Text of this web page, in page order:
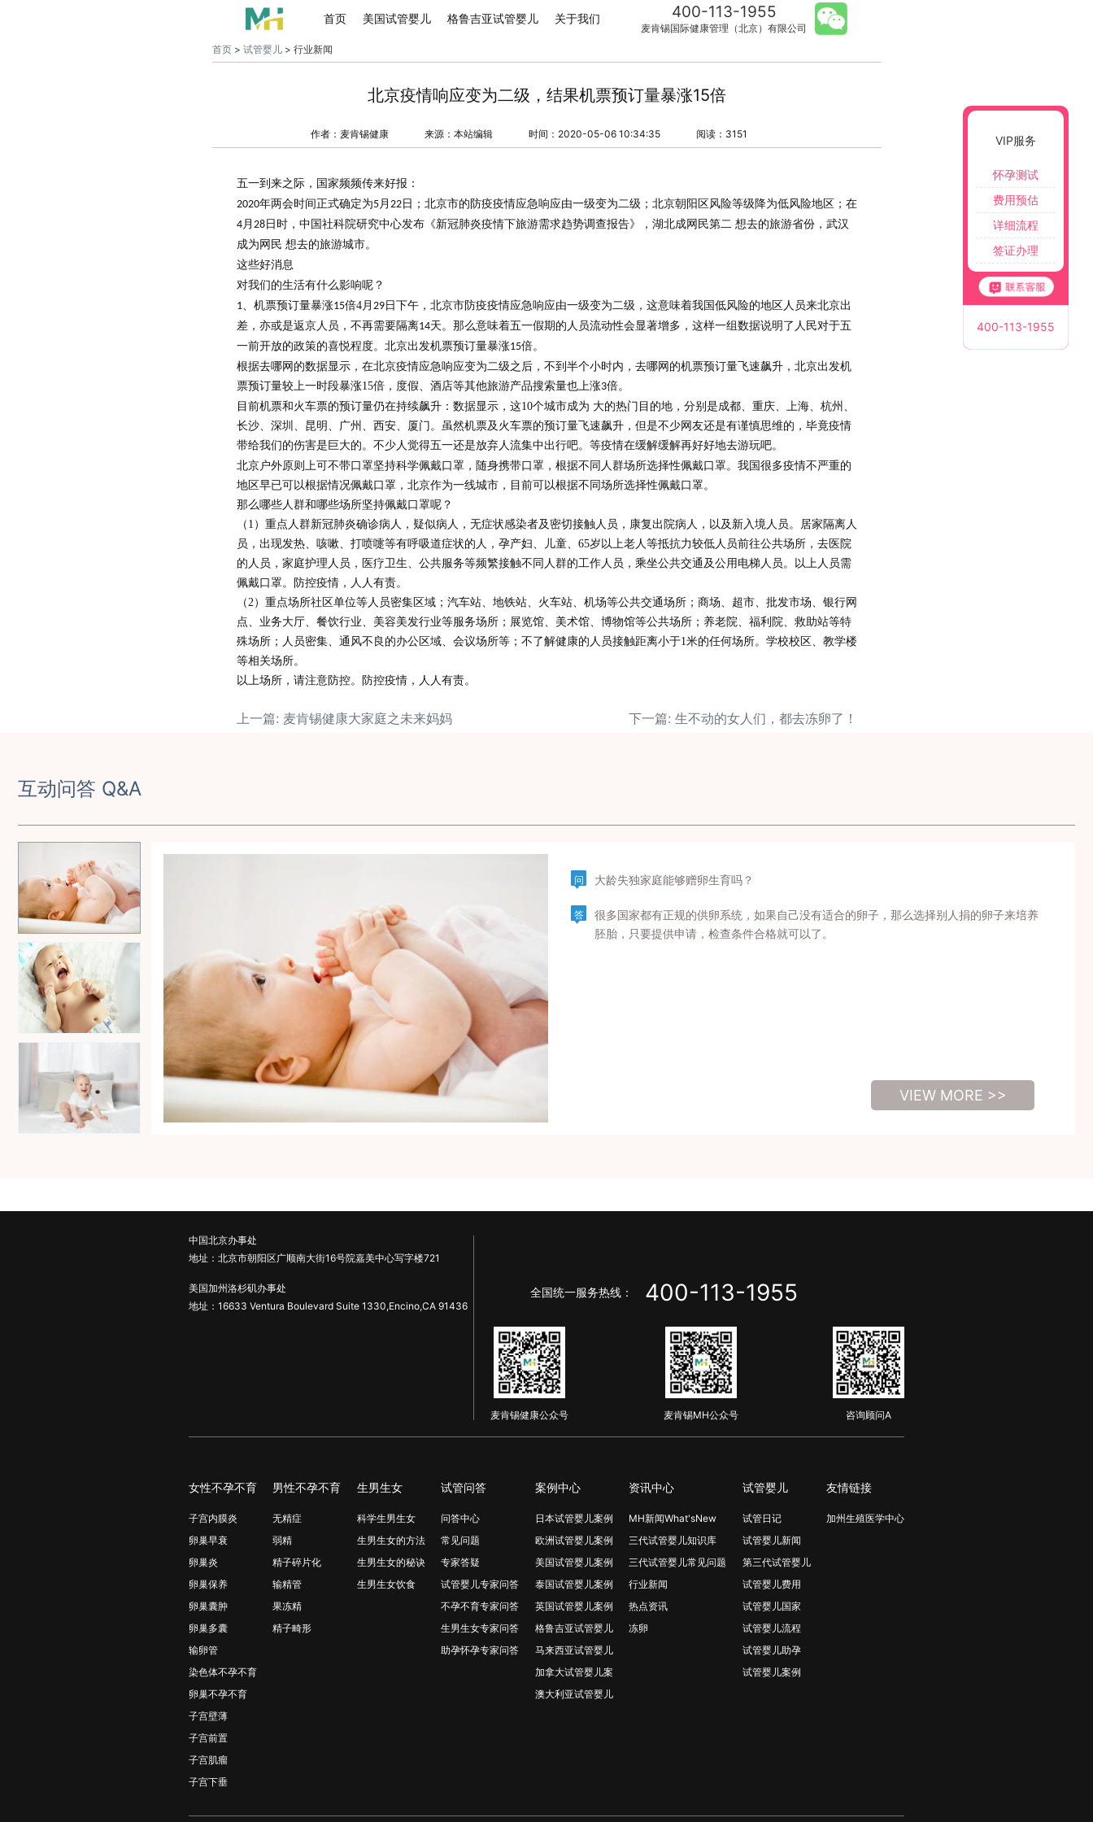
首页 美国试管婴儿 格鲁吉亚试管婴儿 关于我们 400-113-1955
麦肯锡国际健康管理（北京）有限公司
首页> 试管婴儿> 行业新闻
北京疫情响应变为二级，结果机票预订量暴涨15倍
作者：麦肯锡健康 来源：本站编辑 时间：2020-05-06 10:34:35 阅读：3151
五一到来之际，国家频频传来好报：
2020年两会时间正式确定为5月 22日；北京市的防疫疫情应急响应由一级变为二级；北京朝阳区风险等级降为低风险地区；在
4月 28日时，中国社科院研究中心发布《新冠肺炎疫情下旅游需求趋势调查报告》，湖北成网民第二 想去的旅游省份，武汉
成为网民 想去的旅游城市。
这些好消息
对我们的生活有什么影响呢？
1、机票预订量暴涨15倍4月 29日下午，北京市防疫疫情应急响应由一级变为二级，这意味着我国低风险的地区人员来北京出
差，亦或是返京人员，不再需要隔离14天。那么意味着五一假期的人员流动性会显著增多，这样一组数据说明了人民对于五
一前开放的政策的喜悦程度。北京出发机票预订量暴涨15倍。
根据去哪网的数据显示，在北京疫情应急响应变为二级之后，不到半个小时内，去哪网的机票预订量飞速飙升，北京出发机
票预订量较上一时段暴涨15倍，度假、酒店等其他旅游产品搜索量也上涨3倍。
目前机票和火车票的预订量仍在持续飙升：数据显示，这10个城市成为 大的热门目的地，分别是成都、重庆、上海、杭州、
长沙、深圳、昆明、广州、西安、厦门。虽然机票及火车票的预订量飞速飙升，但是不少网友还是有谨慎思维的，毕竟疫情
带给我们的伤害是巨大的。不少人觉得五一还是放弃人流集中出行吧。等疫情在缓解缓解再好好地去游玩吧。
北京户外原则上可不带口罩坚持科学佩戴口罩，随身携带口罩，根据不同人群场所选择性佩戴口罩。我国很多疫情不严重的
地区早已可以根据情况佩戴口罩，北京作为一线城市，目前可以根据不同场所选择性佩戴口罩。
那么哪些人群和哪些场所坚持佩戴口罩呢？
（1） 重点人群新冠肺炎确诊病人，疑似病人，无症状感染者及密切接触人员，康复出院病人，以及新入境人员。居家隔离人
员，出现发热、咳嗽、打喷嚏等有呼吸道症状的人，孕产妇、儿童、 65岁以上老人等抵抗力较低人员前往公共场所，去医院
的人员，家庭护理人员，医疗卫生、公共服务等频繁接触不同人群的工作人员，乘坐公共交通及公用电梯人员。以上人员需
佩戴口罩。防控疫情，人人有责。
（2） 重点场所社区单位等人员密集区域；汽车站、地铁站、火车站、机场等公共交通场所；商场、超市、批发市场、银行网
点、业务大厅、餐饮行业、美容美发行业等服务场所；展览馆、美术馆、博物馆等公共场所；养老院、福利院、救助站等特
殊场所；人员密集、通风不良的办公区域、会议场所等；不了解健康的人员接触距离小于1米的任何场所。学校校区、教学楼
等相关场所。
以上场所，请注意防控。防控疫情，人人有责。
上一篇: 麦肯锡健康大家庭之未来妈妈 下一篇: 生不动的女人们，都去冻卵了！
互动问答 Q&A
问 大龄失独家庭能够赠卵生育吗？
答
很多国家都有正规的供卵系统，如果自己没有适合的卵子，那么选择别人捐的卵子来培养
胚胎，只要提供申请，检查条件合格就可以了。
VIEW MORE >>
中国北京办事处
地址：北京市朝阳区广顺南大街16号院嘉美中心写字楼721
美国加州洛杉矶办事处
地址：16633 Ventura Boulevard Suite 1330,Encino,CA 91436
全国统一服务热线： 400-113-1955
麦肯锡健康公众号 麦肯锡MH公众号 咨询顾问A
女性不孕不育
子宫内膜炎
卵巢早衰
卵巢炎
卵巢保养
卵巢囊肿
卵巢多囊
输卵管
染色体不孕不育
卵巢不孕不育
子宫壁薄
子宫前置
子宫肌瘤
子宫下垂
男性不孕不育
无精症
弱精
精子碎片化
输精管
果冻精
精子畸形
生男生女
科学生男生女
生男生女的方法
生男生女的秘诀
生男生女饮食
试管问答
问答中心
常见问题
专家答疑
试管婴儿专家问答
不孕不育专家问答
生男生女专家问答
助孕怀孕专家问答
案例中心
日本试管婴儿案例
欧洲试管婴儿案例
美国试管婴儿案例
泰国试管婴儿案例
英国试管婴儿案例
格鲁吉亚试管婴儿
马来西亚试管婴儿
加拿大试管婴儿案
澳大利亚试管婴儿
资讯中心
MH新闻What'sNew
三代试管婴儿知识库
三代试管婴儿常见问题
行业新闻
热点资讯
冻卵
试管婴儿
试管日记
试管婴儿新闻
第三代试管婴儿
试管婴儿费用
试管婴儿国家
试管婴儿流程
试管婴儿助孕
试管婴儿案例
友情链接
加州生殖医学中心
VIP服务
怀孕测试
费用预估
详细流程
签证办理
400-113-1955